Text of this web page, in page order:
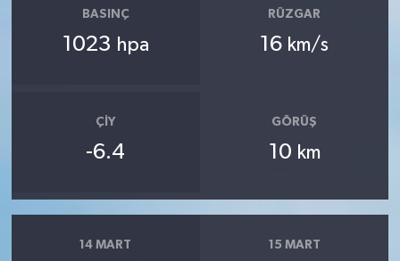
BASINÇ
1023 hpa
RÜZGAR
16 km/s
ÇIY
-6.4
GÖRÜŞ
10 km
14 MART 15 MART